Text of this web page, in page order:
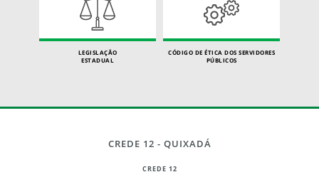
LEGISLAÇÃO
ESTADUAL
CÓDIGO DE ÉTICA DOS SERVIDORES
PÚBLICOS
CREDE 12 - QUIXADÁ
CREDE 12